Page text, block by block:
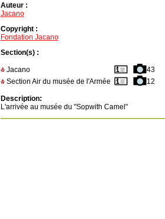
Auteur :
Jacano
Copyright :
Fondation Jacano
Section(s) :
Jacano
43
Section Air du musée de l'Armée
12
Description:
L'arrivée au musée du "Sopwith Camel"